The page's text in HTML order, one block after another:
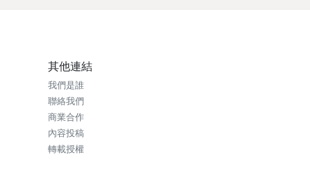
其他連結
我們是誰
聯絡我們
商業合作
內容投稿
轉載授權